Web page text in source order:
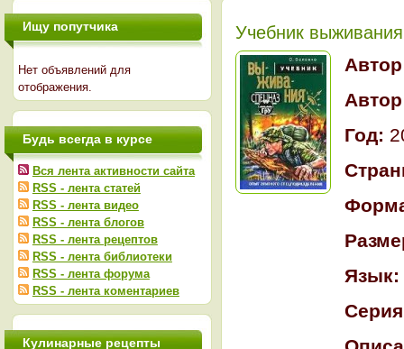
Учебник
Год:
Язык:
Ищу попутчика
Нет объявлений для
отображения.
Будь всегда в курсе
Вся лента активности сайта
RSS - лента статей
RSS - лента видео
RSS - лента блогов
RSS - лента рецептов
RSS - лента библиотеки
RSS - лента форума
RSS - лента коментариев
Кулинарные рецепты